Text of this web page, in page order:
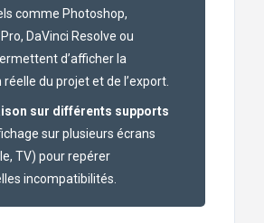
comme Photoshop,
DaVinci Resolve ou
d’afficher la
du projet et de l’export.
sur différents supports
sur plusieurs écrans
TV) pour repérer
incompatibilités.